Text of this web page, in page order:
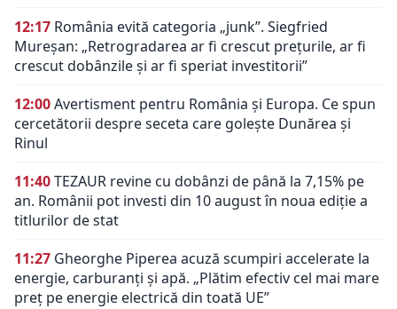
12:17 România evită categoria „junk”. Siegfried
Mureșan: „Retrogradarea ar fi crescut preţurile, ar fi
crescut dobânzile şi ar fi speriat investitorii”
12:00Avertisment pentru România și Europa. Ce spun
cercetătorii despre seceta care golește Dunărea și
Rinul
11:40TEZAUR revine cu dobânzi de până la 7,15% pe
an. Românii pot investi din 10 august în noua ediție a
titlurilor de stat
11:27 Gheorghe Piperea acuză scumpiri accelerate la
energie, carburanți și apă. „Plătim efectiv cel mai mare
preț pe energie electrică din toată UE”